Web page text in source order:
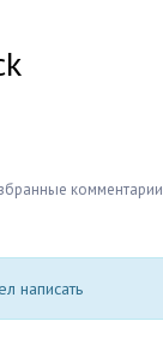
комментарии
написать